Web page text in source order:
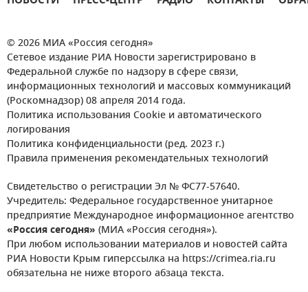
© 2026 МИА «Россия сегодня»
Сетевое издание РИА Новости зарегистрировано в
Федеральной службе по надзору в сфере связи,
информационных технологий и массовых коммуникаций
(Роскомнадзор) 08 апреля 2014 года.
Политика использования Cookie и автоматического
логирования
Политика конфиденциальности (ред. 2023 г.)
Правила применения рекомендательных технологий
Свидетельство о регистрации Эл № ФС77-57640.
Учредитель: Федеральное государственное унитарное
предприятие Международное информационное агентство
«Россия сегодня» (МИА «Россия сегодня»).
При любом использовании материалов и новостей сайта
РИА Новости Крым гиперссылка на https://crimea.ria.ru
обязательна не ниже второго абзаца текста.